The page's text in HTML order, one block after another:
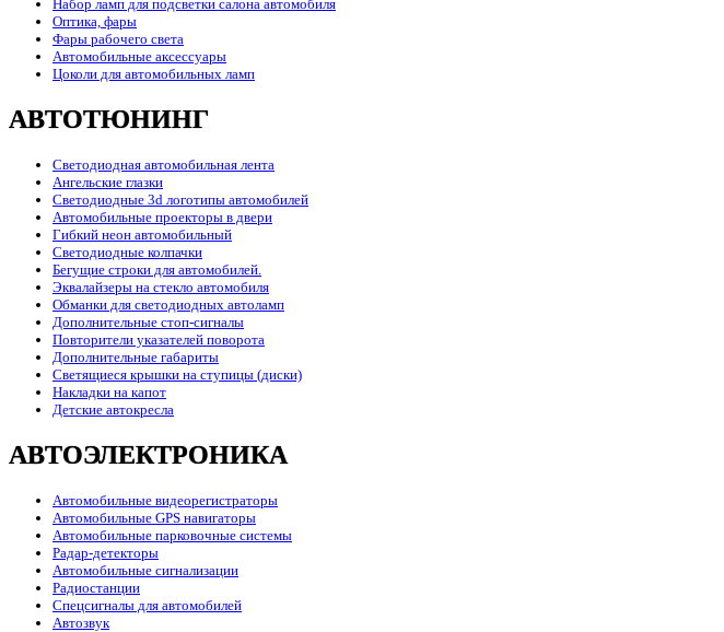
Набор ламп для подсветки салона автомобиля
Оптика, фары
Фары рабочего света
Автомобильные аксессуары
Цоколи для автомобильных ламп
АВТОТЮНИНГ
Светодиодная автомобильная лента
Ангельские глазки
Светодиодные 3d логотипы автомобилей
Автомобильные проекторы в двери
Гибкий неон автомобильный
Светодиодные колпачки
Бегущие строки для автомобилей.
Эквалайзеры на стекло автомобиля
Обманки для светодиодных автоламп
Дополнительные стоп-сигналы
Повторители указателей поворота
Дополнительные габариты
Светящиеся крышки на ступицы (диски)
Накладки на капот
Детские автокресла
АВТОЭЛЕКТРОНИКА
Автомобильные видеорегистраторы
Автомобильные GPS навигаторы
Автомобильные парковочные системы
Радар-детекторы
Автомобильные сигнализации
Радиостанции
Спецсигналы для автомобилей
Автозвук